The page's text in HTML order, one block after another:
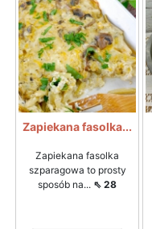
Zapiekana fasolka...
Zapiekana fasolka
szparagowa to prosty
sposób na... ⇖ 28